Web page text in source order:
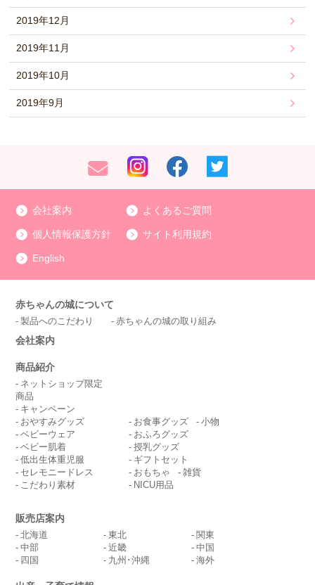
2019年12月
2019年11月
2019年10月
2019年9月
会社案内 よくあるご質問
個人情報保護方針 サイト利用規約
English
赤ちゃんの城について
製品へのこだわり 赤ちゃんの城の取り組み
会社案内
商品紹介
ネットショップ限定
商品
キャンペーン
おやすみグッズ
ベビーウェア
ベビー肌着
低出生体重児服
セレモニードレス
こだわり素材
お食事グッズ
小物
おふろグッズ
授乳グッズ
ギフトセット
おもちゃ
雑貨
NICU用品
販売店案内
北海道 東北
関東
中部
近畿
中国
四国
九州･沖縄 海外